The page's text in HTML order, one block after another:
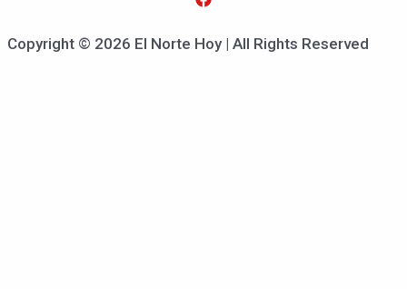
Copyright © 2026 El Norte Hoy | All Rights Reserved